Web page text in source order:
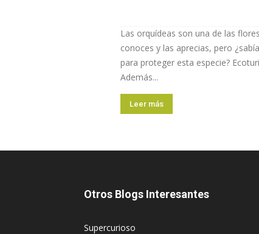
Las orquídeas son una de las
conoces y las aprecias, pero
para proteger esta especie?
Además...
Leer más
Otros Blogs Interesantes
Supercurioso